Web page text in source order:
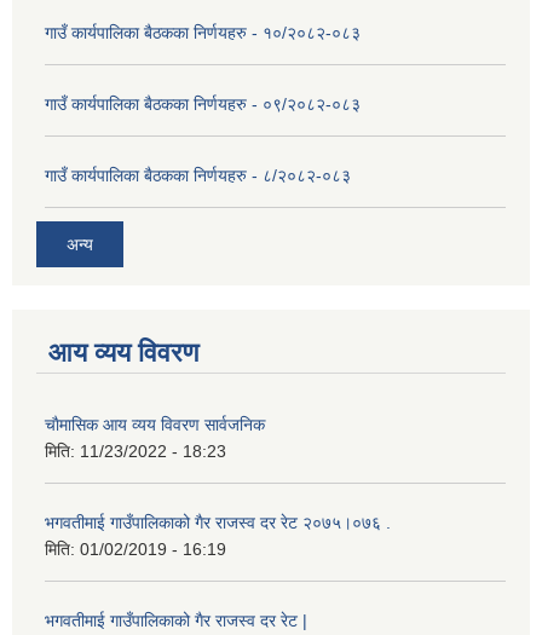
गाउँ कार्यपालिका बैठकका निर्णयहरु - १०/२०८२-०८३
गाउँ कार्यपालिका बैठकका निर्णयहरु - ०९/२०८२-०८३
गाउँ कार्यपालिका बैठकका निर्णयहरु - ८/२०८२-०८३
अन्य
आय व्यय विवरण
चाैमासिक आय व्यय विवरण सार्वजनिक
मिति: 11/23/2022 - 18:23
भगवतीमाई गाउँपालिकाको गैर राजस्व दर रेट २०७५।०७६ .
मिति: 01/02/2019 - 16:19
भगवतीमाई गाउँपालिकाको गैर राजस्व दर रेट |